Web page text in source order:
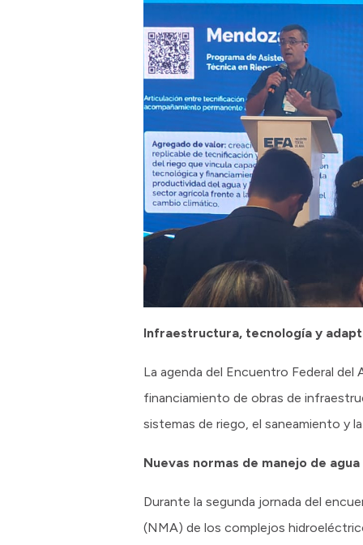
Infraestructura, tecnología y
La agenda del Encuentro Federal del
financiamiento de obras de
sistemas de riego, el saneamiento y
Nuevas normas de manejo de
Durante la segunda jornada del
(NMA) de los complejos